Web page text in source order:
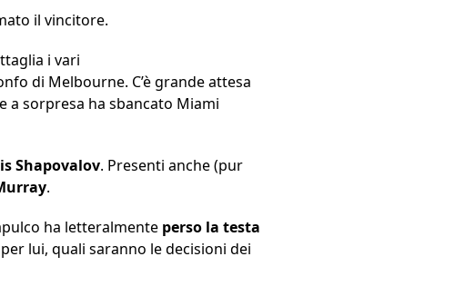
il vincitore.
i vari
di Melbourne. C’è grande attesa
a sorpresa ha sbancato Miami
Shapovalov. Presenti anche (pur
.
ha letteralmente perso la testa
lui, quali saranno le decisioni dei